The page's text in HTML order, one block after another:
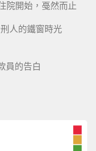
院開始，戞然而止
人的鐵窗時光
員的告白